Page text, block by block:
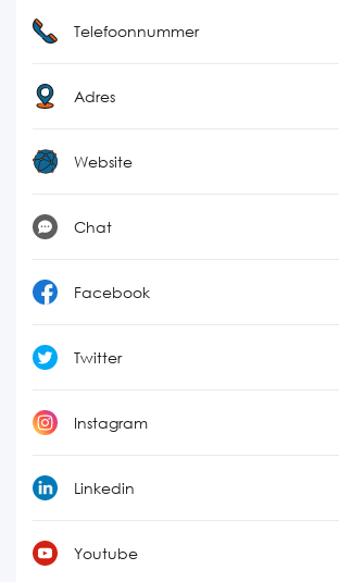
Telefoonnummer
Adres
Website
Chat
Facebook
Twitter
Instagram
Linkedin
Youtube